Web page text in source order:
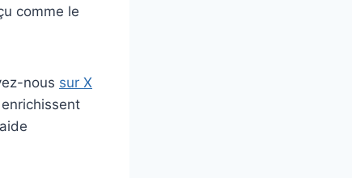
comme le
nous sur X